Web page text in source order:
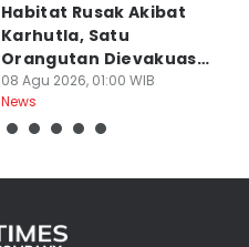
Habitat Rusak Akibat
Karhutla, Satu
Orangutan Dievakuasi
di Ketapang
08 Agu 2026, 01:00 WIB
News